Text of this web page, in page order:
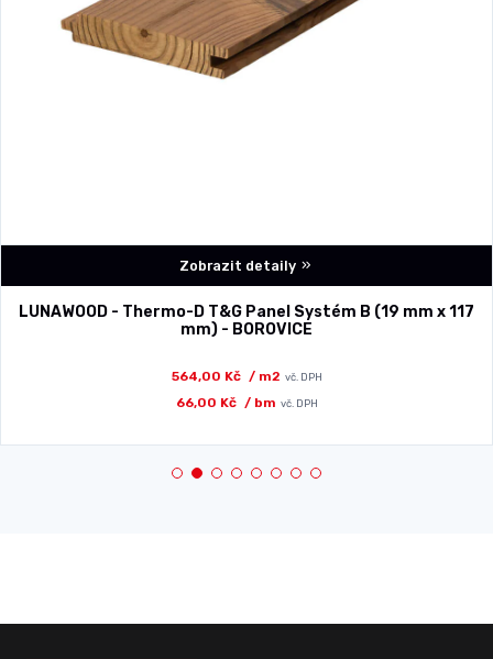
Zobrazit detaily
LUNAWOOD - Thermo-D T&G Panel Systém B (19 mm x 117
mm) - BOROVICE
564,00 Kč / m2 vč. DPH
66,00 Kč / bm vč. DPH